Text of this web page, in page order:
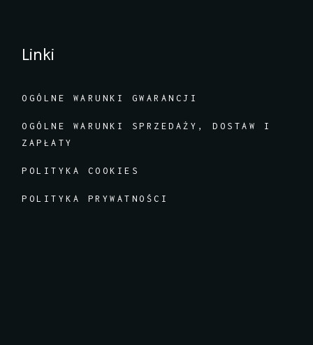
Linki
OGÓLNE WARUNKI GWARANCJI
OGÓLNE WARUNKI SPRZEDAŻY, DOSTAW I
ZAPŁATY
POLITYKA COOKIES
POLITYKA PRYWATNOŚCI